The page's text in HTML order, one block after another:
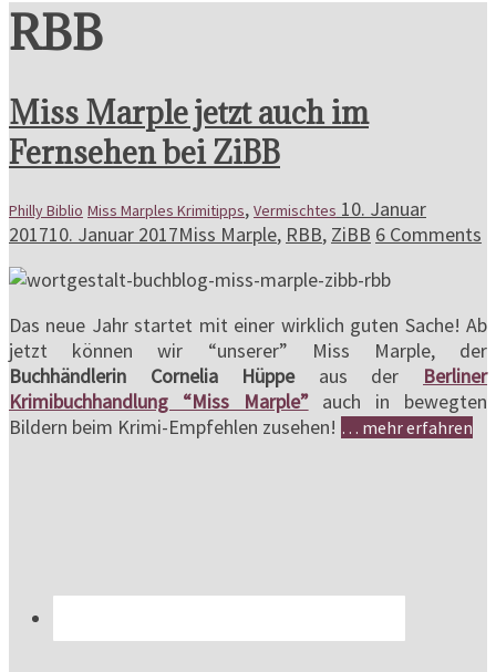
RBB
Miss Marple jetzt auch im
Fernsehen bei ZiBB
Philly Biblio Miss Marples Krimitipps, Vermischtes 10. Januar
201710. Januar 2017Miss Marple, RBB, ZiBB 6 Comments
Das neue Jahr startet mit einer wirklich guten Sache! Ab
jetzt können wir “unserer” Miss Marple, der
Buchhändlerin Cornelia Hüppeaus der Berliner
Krimibuchhandlung “Miss Marple”auch in bewegten
Bildern beim Krimi-Empfehlen zusehen! … mehr erfahren